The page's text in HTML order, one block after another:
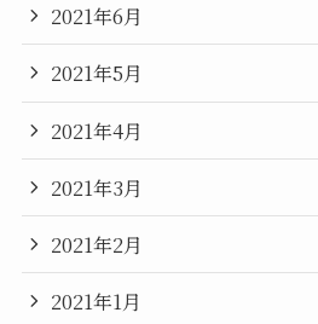
2021年6月
2021年5月
2021年4月
2021年3月
2021年2月
2021年1月